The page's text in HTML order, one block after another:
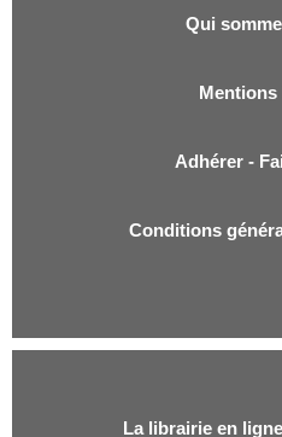
Qui
Mentions
Adhérer -
Conditions
La librairie en ligne